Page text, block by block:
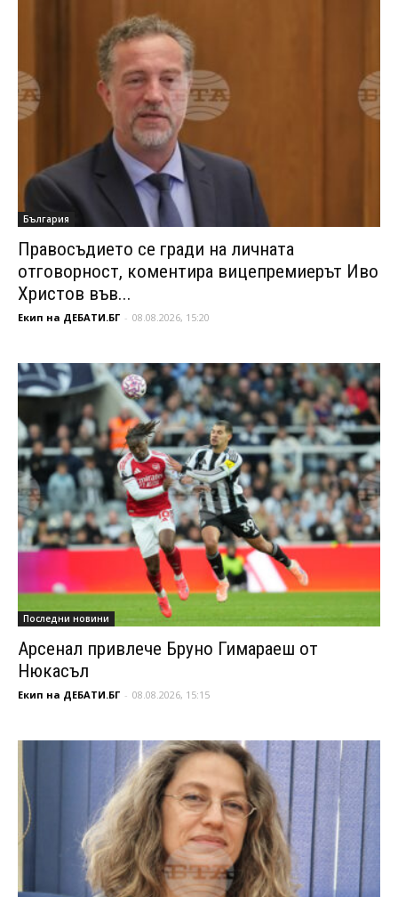
България
Правосъдието се гради на личната
отговорност, коментира вицепремиерът Иво
Христов във...
Екип на ДЕБАТИ.БГ - 08.08.2026, 15:20
Последни новини
Арсенал привлече Бруно Гимараеш от
Нюкасъл
Екип на ДЕБАТИ.БГ - 08.08.2026, 15:15